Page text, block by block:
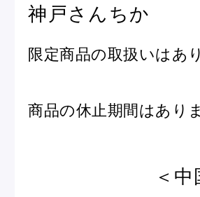
神戸さんちか
限定商品の取扱いはあ
商品の休止期間はあり
＜